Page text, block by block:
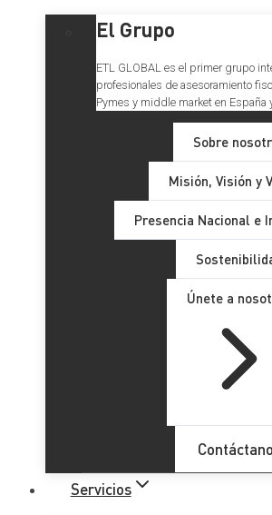
El Grupo
ETL GLOBAL es el primer grupo
profesionales de asesoramiento
Pymes y middle market en España
Sobre
Misión, Visión y
Presencia Nacional e
Únete a
Servicios